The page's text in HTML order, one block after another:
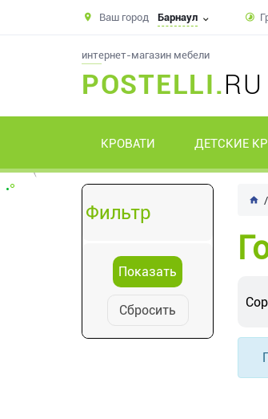
Ваш город Барнаул
интернет-магазин мебели
POSTELLI.RU
КРОВАТИ ДЕТСКИЕ
Фильтр
Сбросить